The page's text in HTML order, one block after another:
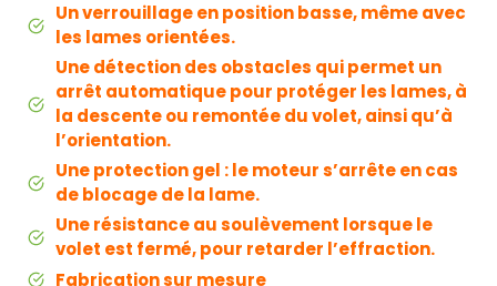
Un verrouillage en position basse, même avec
les lames orientées.
Une détection des obstacles qui permet un
arrêt automatique pour protéger les lames, à
la descente ou remontée du volet, ainsi qu’à
l’orientation.
Une protection gel : le moteur s’arrête en cas
de blocage de la lame.
Une résistance au soulèvement lorsque le
volet est fermé, pour retarder l’effraction.
Fabrication sur mesure